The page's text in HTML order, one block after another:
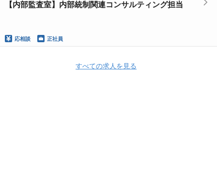
【内部監査室】内部統制関連コンサルティング担当
応相談 正社員
すべての求人を見る